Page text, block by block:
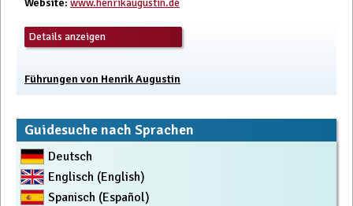
Details anzeigen
Führungen von Henrik Augustin
Guidesuche nach Sprachen
Deutsch
Englisch (English)
Spanisch (Español)